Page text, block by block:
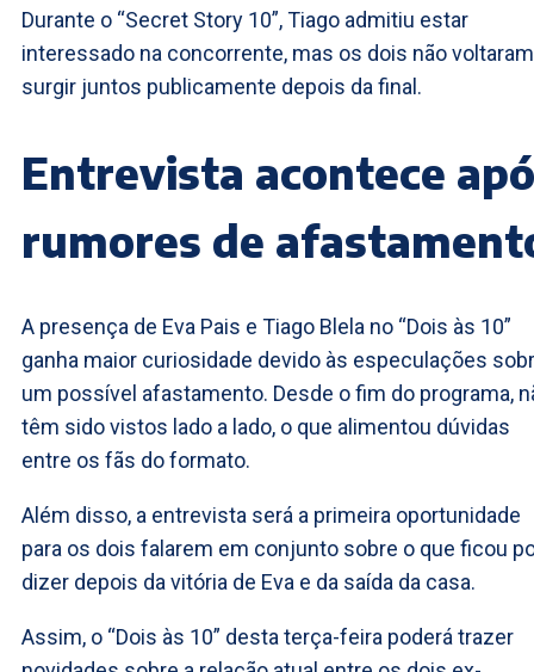
Durante o “Secret Story 10”, Tiago admitiu estar
interessado na concorrente, mas os dois não
surgir juntos publicamente depois da final.
Entrevista acontece
rumores de
A presença de Eva Pais e Tiago Blela no “Dois às 10”
ganha maior curiosidade devido às especulações
um possível afastamento. Desde o fim do programa,
têm sido vistos lado a lado, o que alimentou dúvidas
entre os fãs do formato.
Além disso, a entrevista será a primeira oportunidade
para os dois falarem em conjunto sobre o que ficou
dizer depois da vitória de Eva e da saída da casa.
Assim, o “Dois às 10” desta terça-feira poderá trazer